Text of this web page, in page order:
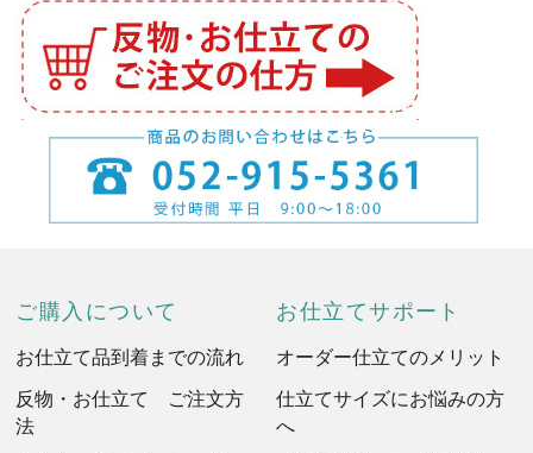
ご購入について
お仕立て品到着までの流れ
反物・お仕立て ご注文方
法
お仕立てサポート
オーダー仕立てのメリット
仕立てサイズにお悩みの方
へ